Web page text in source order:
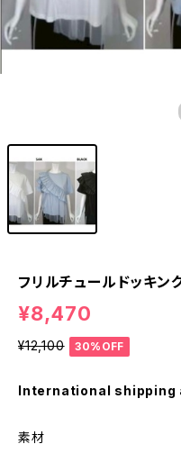
フリルチュールドッキ
¥8,470
¥12,100 30%OFF
International shipping
素材